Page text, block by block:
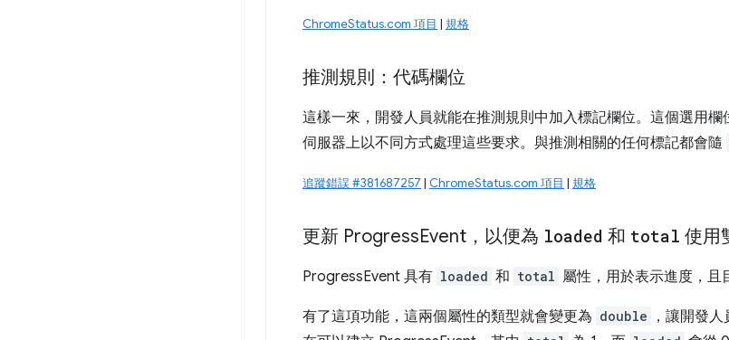
ChromeStatus.com 項目 | 規格
推測規則：代碼欄位
這樣一來，開發人員就能在推測規則中加入標記欄位。這個選用
伺服器上以不同方式處理這些要求。與推測相關的任何標記都會隨
追蹤錯誤 #381687257 | ChromeStatus.com 項目 | 規格
更新 ProgressEvent，以便為 loaded 和 total 使用
ProgressEvent 具有 loaded 和 total 屬性，用於表示進度，且
有了這項功能，這兩個屬性的類型就會變更為 double
，讓開發